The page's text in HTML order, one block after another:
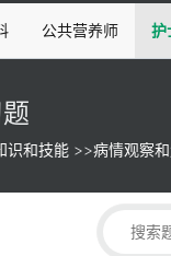
公共营养师 护
识和技能 >>病情观察